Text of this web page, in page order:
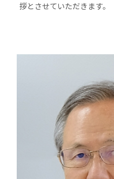
拶とさせていただきます。